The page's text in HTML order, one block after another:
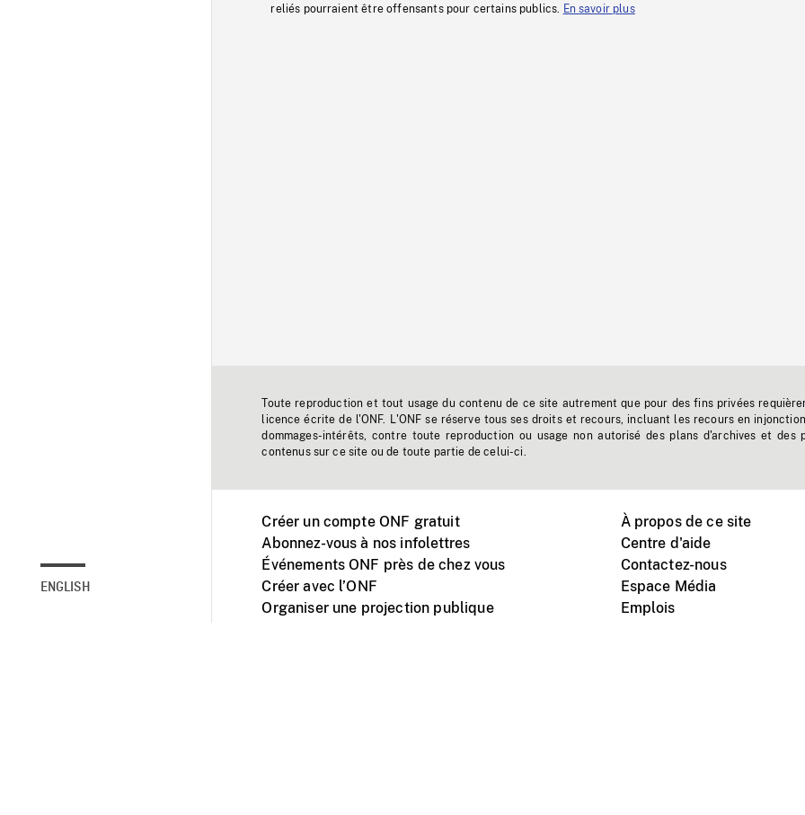
ENGLISH
reliés pourraient être offensants pour certains publics.
En savoir plus
Toute reproduction et tout usage du contenu de ce site autrement que pour des fins privées
licence écrite de l'ONF. L'ONF se réserve tous ses droits et recours, incluant les recours en
dommages-intérêts, contre toute reproduction ou usage non autorisé des plans d'archives et des
contenus sur ce site ou de toute partie de celui-ci.
Créer un compte ONF gratuit
Abonnez-vous à nos infolettres
Événements ONF près de chez vous
Créer avec l’ONF
Organiser une projection publique
À propos de ce site
Centre d'aide
Contactez-nous
Espace Média
Emplois